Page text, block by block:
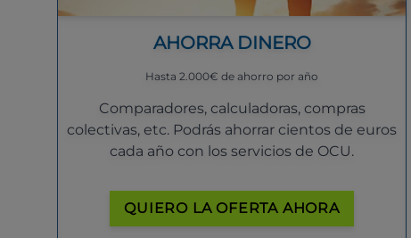
AHORRA DINERO
Hasta 2.000€ de ahorro por año
Comparadores, calculadoras, compras
colectivas, etc. Podrás ahorrar cientos de euros
cada año con los servicios de OCU.
QUIERO LA OFERTA AHORA